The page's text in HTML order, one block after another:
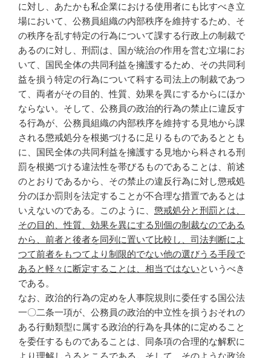
に対し、あたかも私企業における使用者にも比すべき立
場において、公務員組織の内部秩序を維持するため、そ
の秩序を乱す特定の行為について課する行政上の制裁で
あるのに対し、刑罰は、国が統治の作用を営む立場にお
いて、国民全体の共同利益を擁護するため、その共同利
益を損う特定の行為について科する司法上の制裁であつ
て、両者がその目的、性質、効果を異にするからにほか
ならない。そして、公務員の政治的行為の禁止に違反す
る行為が、公務員組織の内部秩序を維持する見地から課
される懲戒処分を根拠づけるに足りるものであるととも
に、国民全体の共同利益を擁護する見地から科される刑
罰を根拠づける違法性を帯びるものであることは、前述
のとおりであるから、その禁止の違反行為に対し懲戒処
分のほか罰則を法定することが不合理な措置であるとは
いえないのである。このように、 懲戒処分と刑罰とは、
その目的、性質、効果を異にする別個の制裁なのである
から、前者と後者を同列に置いて比較し、司法判断によ
つて前者をもつてより制限的でない他の選びうる手段で
あると軽々に断定することは、相当ではないというべき
である。
なお、政治的行為の定めを人事院規則に委任する国公法
一〇二条一項が、公務員の政治的中立性を損うおそれの
ある行動類型に属する政治的行為を具体的に定めること
を委任するものであることは、同条項の合理的な解釈に